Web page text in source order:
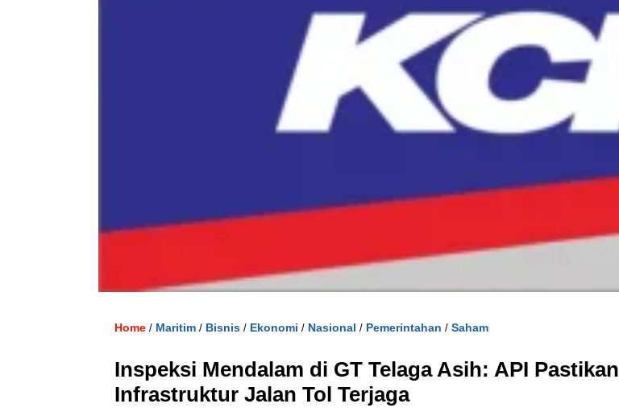
Home / Maritim / Bisnis / Ekonomi / Nasional / Pemerintahan / Saham
Inspeksi Mendalam di GT Telaga Asih: API Pastikan
Infrastruktur Jalan Tol Terjaga